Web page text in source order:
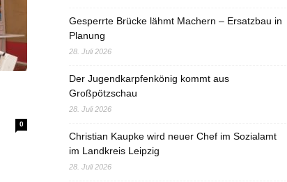
0
Gesperrte Brücke lähmt Machern – Ersatzbau in
Planung
28. Juli 2026
Der Jugendkarpfenkönig kommt aus
Großpötzschau
28. Juli 2026
Christian Kaupke wird neuer Chef im Sozialamt
im Landkreis Leipzig
28. Juli 2026